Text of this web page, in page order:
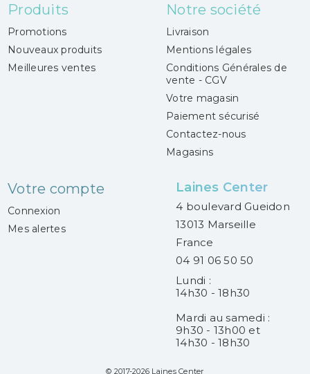
Produits
Promotions
Nouveaux produits
Meilleures ventes
Notre société
Livraison
Mentions légales
Conditions Générales de
vente - CGV
Votre magasin
Paiement sécurisé
Contactez-nous
Magasins
Votre compte
Connexion
Mes alertes
Laines Center
4 boulevard Gueidon
13013 Marseille
France
04 91 06 50 50
Lundi :
14h30 - 18h30
Mardi au samedi :
9h30 - 13h00 et
14h30 - 18h30
© 2017-2026 Laines Center